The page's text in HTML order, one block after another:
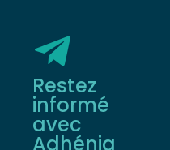
Restez
informé
avec